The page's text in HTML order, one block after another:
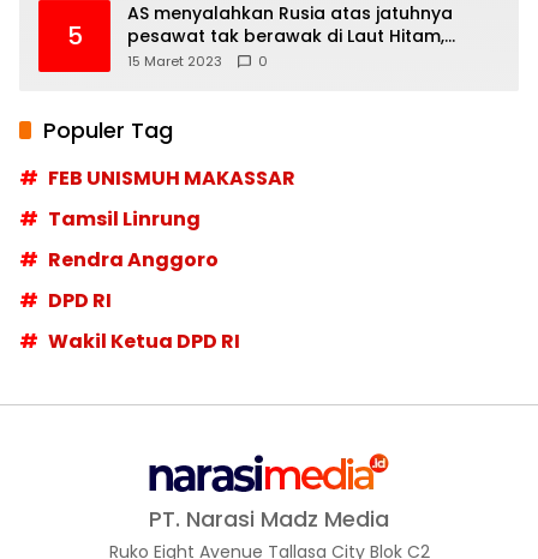
5
AS menyalahkan Rusia atas jatuhnya
pesawat tak berawak di Laut Hitam,
Moskow menyangkal
15 Maret 2023 0
Populer Tag
FEB UNISMUH MAKASSAR
Tamsil Linrung
Rendra Anggoro
DPD RI
Wakil Ketua DPD RI
PT. Narasi Madz Media
Ruko Eight Avenue Tallasa City Blok C2